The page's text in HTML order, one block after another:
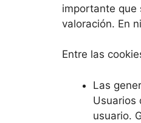
importante que
valoración. En
Entre las
Las
Usuarios
usuario.